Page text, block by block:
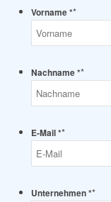
Vorname **
Nachname **
E-Mail **
Unternehmen **